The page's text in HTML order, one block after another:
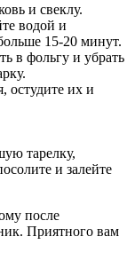
и свеклу.
водой и
15-20 минут.
в фольгу и убрать
остудите их и
тарелку,
и залейте
после
Приятного вам